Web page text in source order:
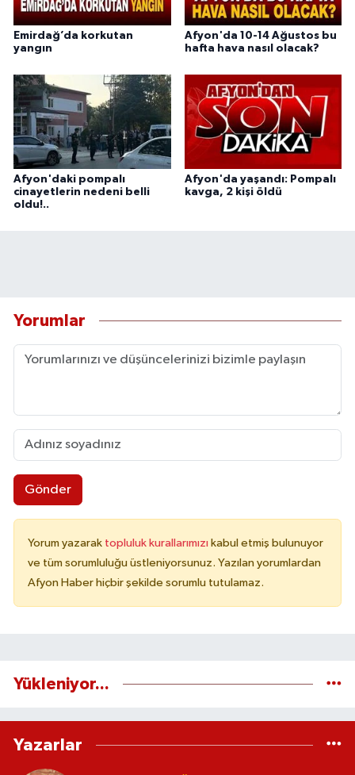
Emirdağ’da korkutan
yangın
Afyon'da 10-14 Ağustos bu
hafta hava nasıl olacak?
Afyon'daki pompalı
cinayetlerin nedeni belli
oldu!..
Afyon'da yaşandı: Pompalı
kavga, 2 kişi öldü
Yorumlar
Gönder
Yorum yazarak topluluk kurallarımızı kabul etmiş bulunuyor
ve tüm sorumluluğu üstleniyorsunuz. Yazılan yorumlardan
Afyon Haber hiçbir şekilde sorumlu tutulamaz.
Yükleniyor...
Yazarlar